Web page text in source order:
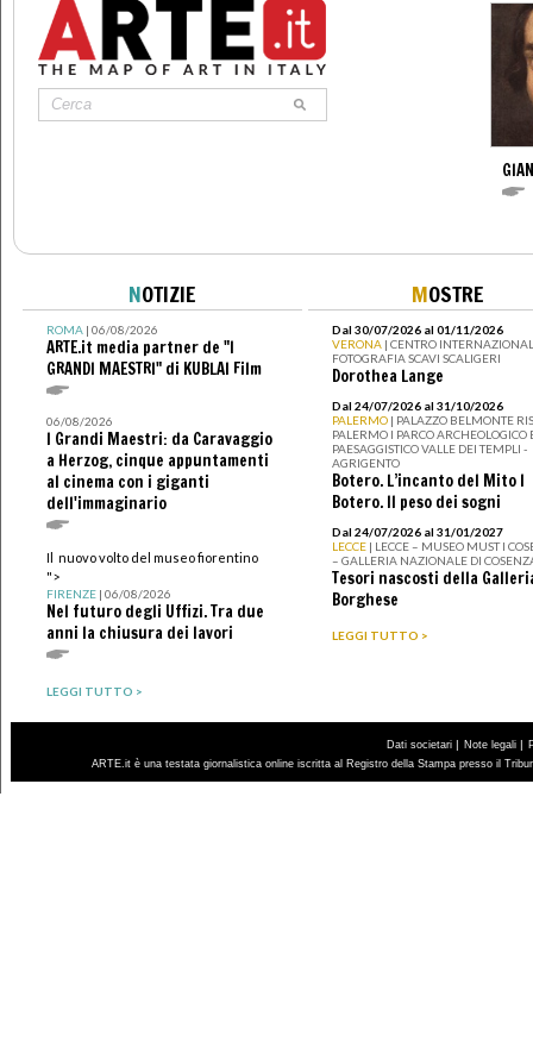
NOTIZIE
ROMA| 06/08/2026
ARTE.it media partner de "I
GRANDI MAESTRI" di KUBLAI Film
06/08/2026
I Grandi Maestri: da Caravaggio
a Herzog, cinque appuntamenti
al cinema con i giganti
dell'immaginario
Il nuovo volto del museo fiorentino
">
FIRENZE| 06/08/2026
Nel futuro degli Uffizi. Tra due
anni la chiusura dei lavori
LEGGI TUTTO >
MOSTRE
Dal 30/07/2026 al 01/11/2026
VERONA | CENTRO
FOTOGRAFIA SCAVI SCALIGERI
Dorothea Lange
Dal 24/07/2026 al 31/10/2026
PALERMO | PALAZZO BELMONTE
PALERMO I PARCO ARCHEOLOGICO
PAESAGGISTICO VALLE DEI TEMPLI -
AGRIGENTO
Botero. L’incanto del Mito I
Botero. Il peso dei sogni
Dal 24/07/2026 al 31/01/2027
LECCE | LECCE – MUSEO MUST I
– GALLERIA NAZIONALE DI
Tesori nascosti della
Borghese
LEGGI TUTTO >
Dati societari | Note legali |
ARTE.it è una testata giornalistica online iscritta al Registro della Stampa presso il